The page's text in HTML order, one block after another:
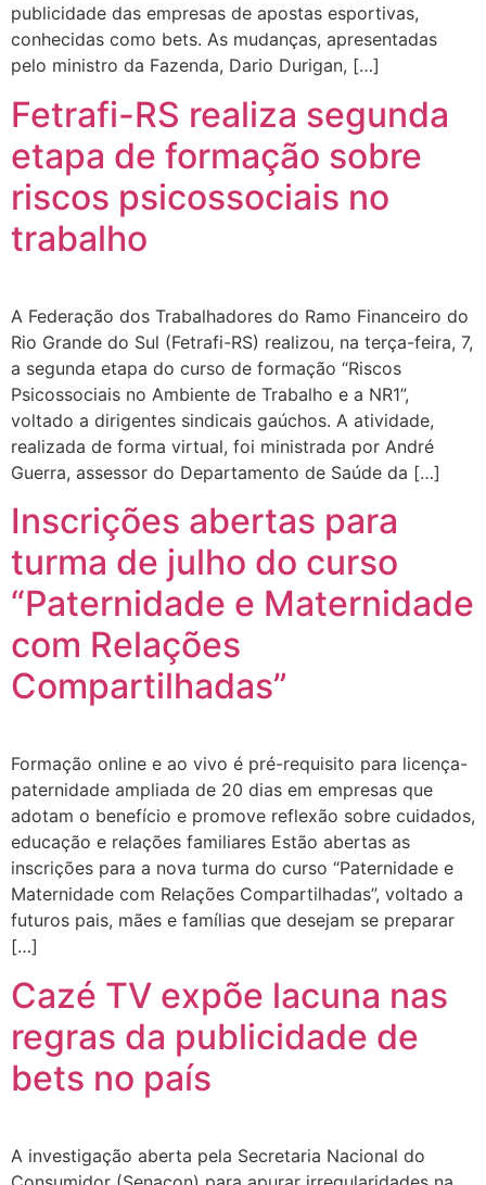
publicidade das empresas de apostas esportivas,
conhecidas como bets. As mudanças, apresentadas
pelo ministro da Fazenda, Dario Durigan, […]
Fetrafi-RS realiza segunda
etapa de formação sobre
riscos psicossociais no
trabalho
A Federação dos Trabalhadores do Ramo Financeiro do
Rio Grande do Sul (Fetrafi-RS) realizou, na terça-feira, 7,
a segunda etapa do curso de formação “Riscos
Psicossociais no Ambiente de Trabalho e a NR1”,
voltado a dirigentes sindicais gaúchos. A atividade,
realizada de forma virtual, foi ministrada por André
Guerra, assessor do Departamento de Saúde da […]
Inscrições abertas para
turma de julho do curso
“Paternidade e Maternidade
com Relações
Compartilhadas”
Formação online e ao vivo é pré-requisito para licença-
paternidade ampliada de 20 dias em empresas que
adotam o benefício e promove reflexão sobre cuidados,
educação e relações familiares Estão abertas as
inscrições para a nova turma do curso “Paternidade e
Maternidade com Relações Compartilhadas”, voltado a
futuros pais, mães e famílias que desejam se preparar
[…]
Cazé TV expõe lacuna nas
regras da publicidade de
bets no país
A investigação aberta pela Secretaria Nacional do